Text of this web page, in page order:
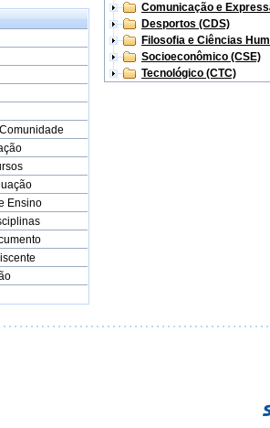
Ensino
Comunicação e
Desportos (CDS)
Filosofia e Ciências
Socioeconômico (CSE)
Tecnológico (CTC)